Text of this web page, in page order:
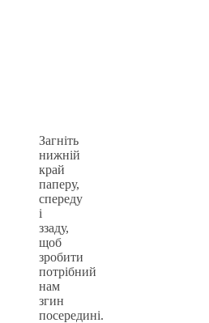
Загніть
нижній
край
паперу,
спереду
і
ззаду,
щоб
зробити
потрібний
нам
згин
посередині.